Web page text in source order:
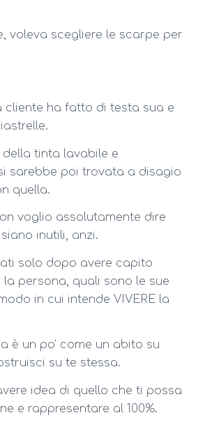
voleva scegliere le scarpe per
cliente ha fatto di testa sua e
tinta lavabile e
sarebbe poi trovata a disagio
quella.
voglio assolutamente dire
inutili, anzi.
solo dopo avere capito
la persona, quali sono le sue
in cui intende VIVERE la
è un po’ come un abito su
su te stessa.
idea di quello che ti possa
e rappresentare al 100%.